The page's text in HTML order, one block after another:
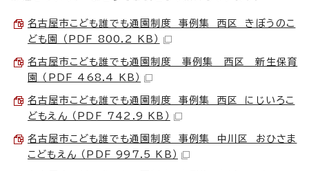
名古屋市こども誰でも通園制度 事例集 西区 きぼうのこ
ども園 （PDF 800.2 KB）
名古屋市こども誰でも通園制度 事例集 西区 新生保育
園 （PDF 468.4 KB）
名古屋市こども誰でも通園制度 事例集 西区 にじいろこ
どもえん （PDF 742.9 KB）
名古屋市こども誰でも通園制度 事例集 中川区 おひさま
こどもえん （PDF 997.5 KB）